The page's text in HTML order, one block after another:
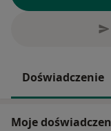
Doświadczenie
Moje